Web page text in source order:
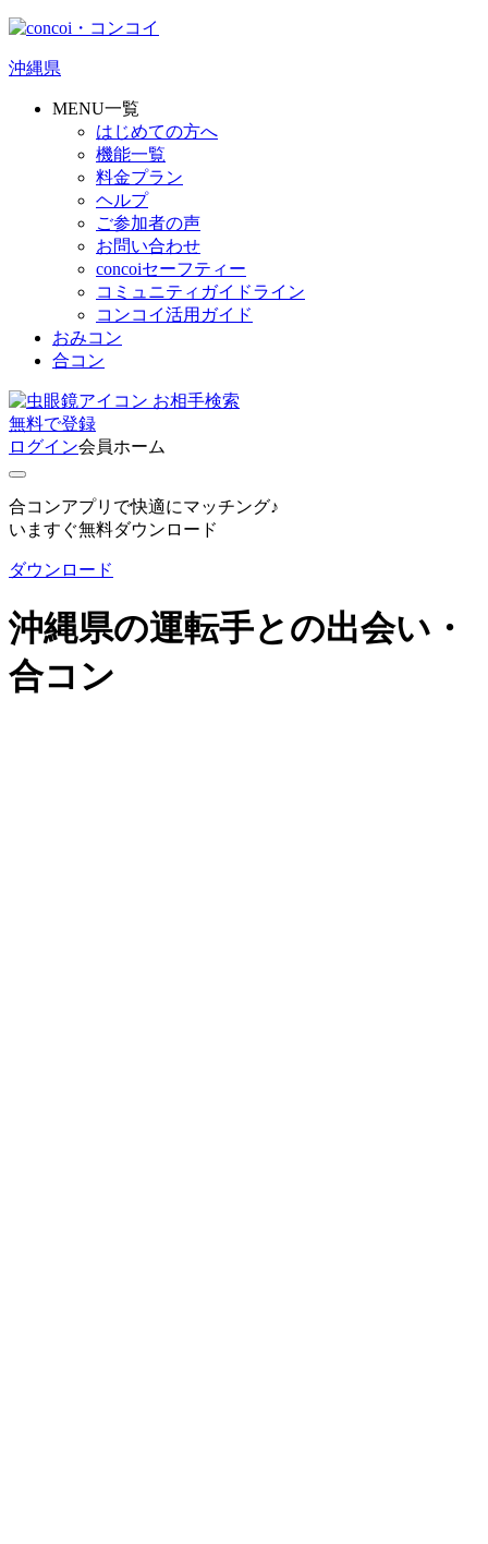
沖縄県
MENU一覧
はじめての方へ
機能一覧
料金プラン
ヘルプ
ご参加者の声
お問い合わせ
concoiセーフティー
コミュニティガイドライン
コンコイ活用ガイド
おみコン
合コン
お相手検索
無料で登録
ログイン会員ホーム
合コンアプリで快適にマッチング♪
いますぐ無料ダウンロード
ダウンロード
沖縄県の運転手との出会い・
合コン